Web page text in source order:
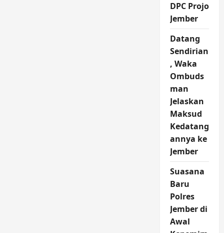
DPC Projo
Jember
Datang
Sendirian
, Waka
Ombuds
man
Jelaskan
Maksud
Kedatang
annya ke
Jember
Suasana
Baru
Polres
Jember di
Awal